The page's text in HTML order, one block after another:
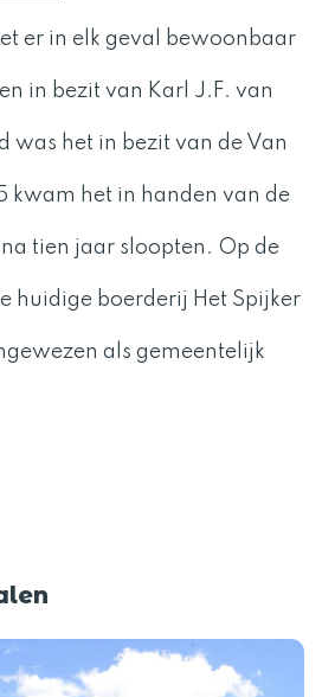
er in elk geval bewoonbaar
in bezit van Karl J.F. van
was het in bezit van de Van
kwam het in handen van de
tien jaar sloopten. Op de
huidige boerderij Het Spijker
als gemeentelijk